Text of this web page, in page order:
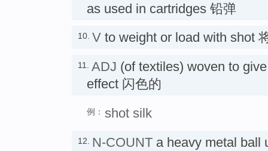
as used in cartridges 铅弹
10. V to weight or load with shot
11. ADJ (of textiles) woven to
effect 闪色的
例： shot silk
12. N-COUNT a heavy metal ball